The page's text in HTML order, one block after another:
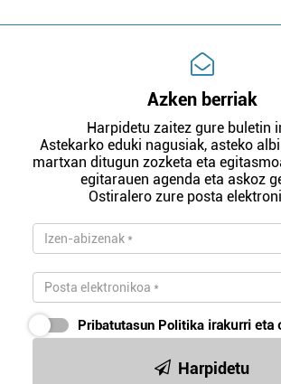
Azken berriak
Harpidetu zaitez gure buletin
Astekarko eduki nagusiak, asteko
martxan ditugun zozketa eta
egitarauen agenda eta askoz
Ostiralero zure posta
Pribatutasun Politika irakurri eta
Harpidetu